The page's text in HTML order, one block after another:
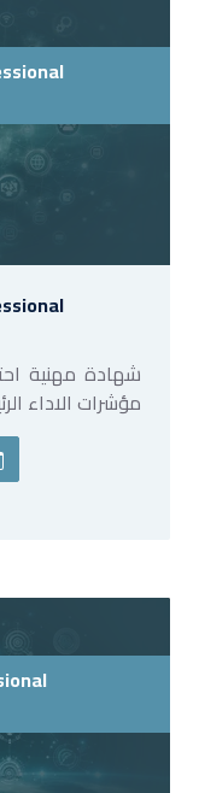
شهادة مهنية
مؤشرات الاداء